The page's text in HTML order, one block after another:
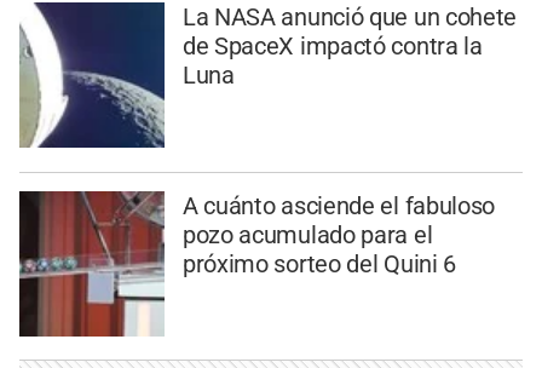
La NASA anunció que un cohete
de SpaceX impactó contra la
Luna
A cuánto asciende el fabuloso
pozo acumulado para el
próximo sorteo del Quini 6